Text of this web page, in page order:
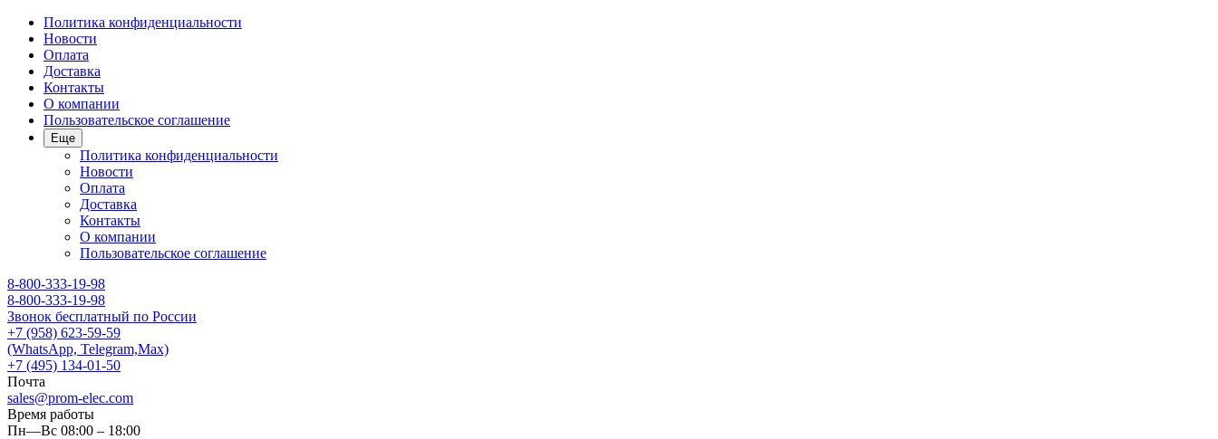
Политика конфиденциальности
Новости
Оплата
Доставка
Контакты
О компании
Пользовательское соглашение
Еще
Политика конфиденциальности
Новости
Оплата
Доставка
Контакты
О компании
Пользовательское соглашение
8-800-333-19-98
8-800-333-19-98
Звонок бесплатный по России
+7 (958) 623-59-59
(WhatsApp, Telegram,Max)
+7 (495) 134-01-50
Почта
sales@prom-elec.com
Время работы
Пн—Вс 08:00 – 18:00